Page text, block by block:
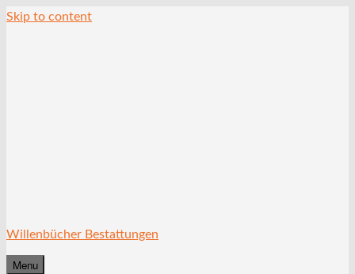
Skip to content
Willenbücher Bestattungen
Menu